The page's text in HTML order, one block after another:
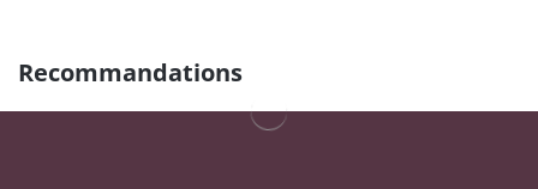
Recommandations